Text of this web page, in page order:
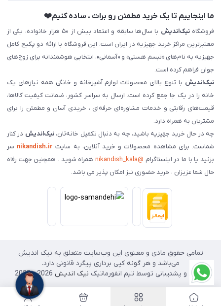
ما اینجاییم تا یک خرید مطمئن رو برات ، ساده کنیم❤️
فروشگاهنیک‌اندیش
با سال‌ها سابقه و اعتماد بیش از ۵۰ هزار خانواده، یکی از
معتبرترین مراکز خرید جهیزیه در ایران است. این فروشگاه با ارائه دو پکیج کامل
جهیزیه به نام‌های «تبسم هستی» و «آسمانی»، انتخابی هوشمندانه برای زوج‌های
جوان فراهم کرده است.
نیک‌اندیش با تنوع بالای محصولات لوازم آشپزخانه و خانگی همه نیازهای یک
خانه را در یک جا جمع کرده است. ارسال به سراسر کشور، ضمانت کیفیت کالاها،
قیمت‌های رقابتی و خدمات مشاوره‌ای حرفه‌ای ، خریدی آسان و مطمئن را برای
مشتریان به همراه دارد.
چه در حال خرید جهیزیه باشید، چه به دنبال تکمیل خانه‌تان،نیک‌اندیش در کنار
شماست. برای مشاهده محصولات و خرید آنلاین، به سایت nikandish.ir سر
بزنید یا با ما در اینستاگرام @nikandish_kala
همراه شوید . همچنین جهت رفاه
حال شما عزیزان ، خرید حضوری نیز امکان پذیر می باشد.
تمامی حقوق مادی و معنوی این وب‌سایت متعلق به نیک اندیش
می‌باشد و هر گونه کپی برداری پیگرد قانونی دارد.
طراحی و پشتیبانی توسط تیم انفورماتیک نیک اندیش 2026 - 2025